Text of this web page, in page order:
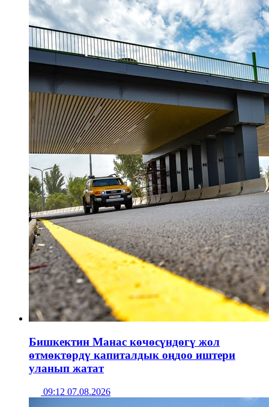
Бишкектин Манас көчөсүндөгү жол
өтмөктөрдү капиталдык оңдоо иштери
уланып жатат
09:12 07.08.2026